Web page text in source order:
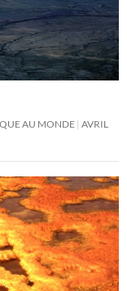
AU MONDE AVRIL